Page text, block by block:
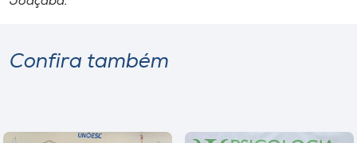
Confira também